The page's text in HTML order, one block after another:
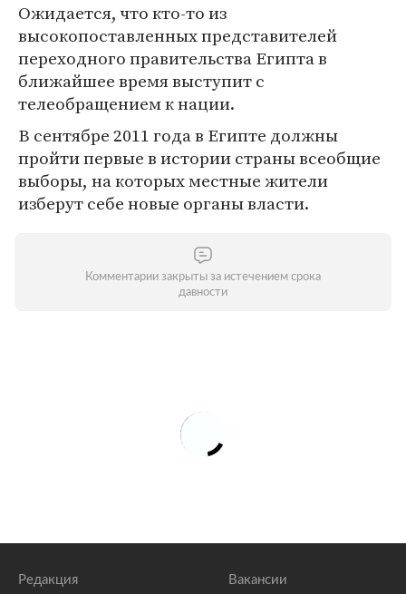
Ожидается, что кто-то из
высокопоставленных представителей
переходного правительства Египта в
ближайшее время выступит с
телеобращением к нации.
В сентябре 2011 года в Египте должны
пройти первые в истории страны всеобщие
выборы, на которых местные жители
изберут себе новые органы власти.
Комментарии закрыты за истечением срока
давности
Редакция Вакансии